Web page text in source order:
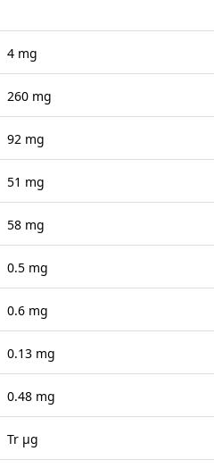
4 mg
260 mg
92 mg
51 mg
58 mg
0.5 mg
0.6 mg
0.13 mg
0.48 mg
Tr μg